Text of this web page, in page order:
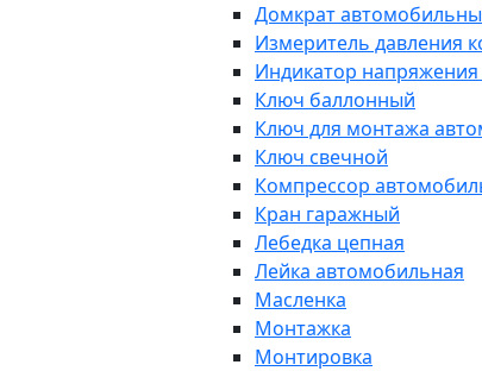
Домкрат
Измеритель давления
Индикатор
Ключ баллонный
Ключ для монтажа
Ключ свечной
Компрессор
Кран гаражный
Лебедка цепная
Лейка автомобильная
Масленка
Монтажка
Монтировка